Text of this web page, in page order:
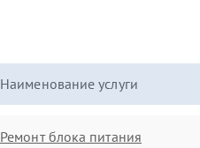
Наименование услуги
Ремонт блока питания